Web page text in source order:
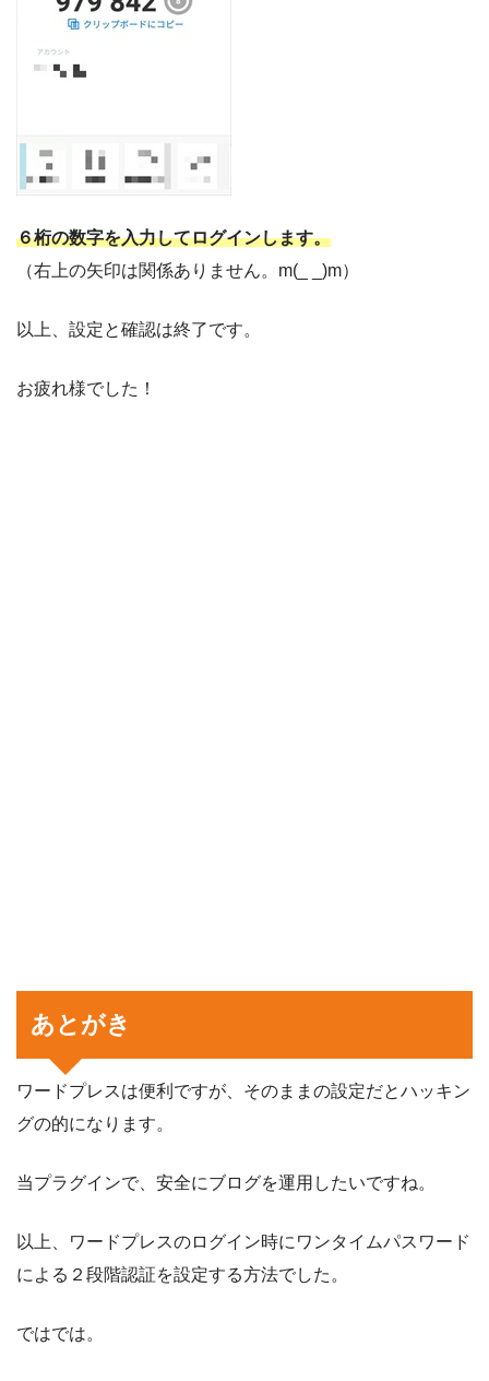
６桁の数字を入力してログインします。
（右上の矢印は関係ありません。m(_ _)m）
以上、設定と確認は終了です。
お疲れ様でした！
あとがき
ワードプレスは便利ですが、そのままの設定だとハッキン
グの的になります。
当プラグインで、安全にブログを運用したいですね。
以上、ワードプレスのログイン時にワンタイムパスワード
による２段階認証を設定する方法でした。
ではでは。